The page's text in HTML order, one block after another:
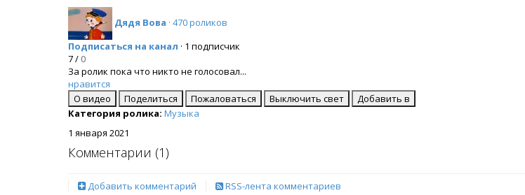
Дядя Вова · 470 роликов
Подписаться на канал · 1 подписчик
7/ 0
За ролик пока что никто не голосовал...
нравится
О видео
Поделиться Пожаловаться Выключить свет
Добавить в
Категория ролика: Музыка
1 января 2021
Комментарии (1)
Добавить комментарий RSS-лента комментариев